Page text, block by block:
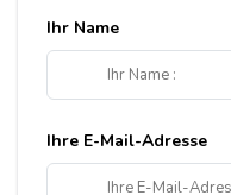
Ihr Name
Ihre E-Mail-Adresse